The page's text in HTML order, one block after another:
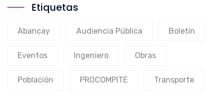
Etiquetas
Abancay Audiencia Pública Boletín
Eventos Ingeniero Obras
Población PROCOMPITE Transporte